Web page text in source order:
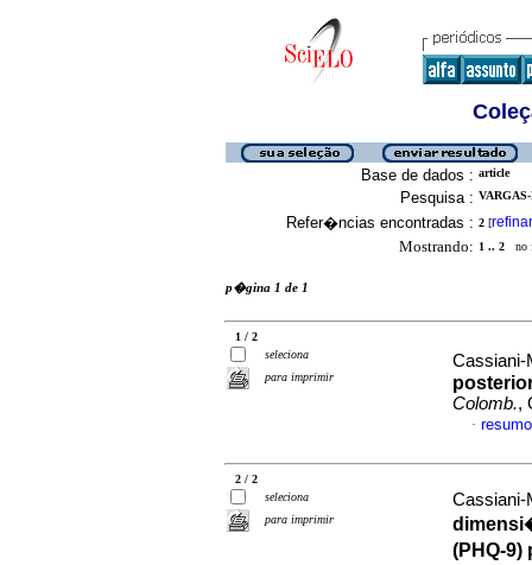
Base de dados : article
Pesquisa :
Refer�ncias encontradas : 2 [refinar
Mostrando: 1 .. 2 no
p�gina 1 de 1
1 / 2
seleciona
para imprimir
Cassiani-
Colomb.,
·
2 / 2
seleciona
para imprimir
Cassiani-
(PHQ-